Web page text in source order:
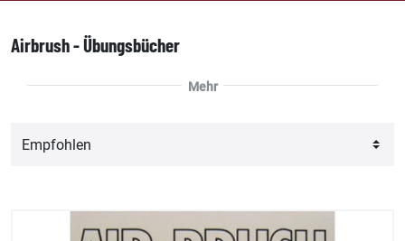
Airbrush - Übungsbücher